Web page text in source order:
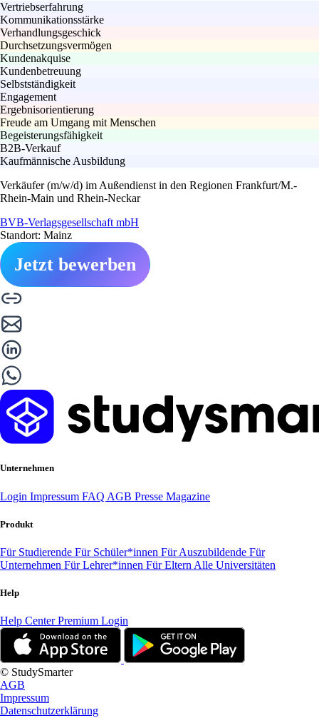
Vertriebserfahrung
Kommunikationsstärke
Verhandlungsgeschick
Durchsetzungsvermögen
Kundenakquise
Kundenbetreuung
Selbstständigkeit
Engagement
Ergebnisorientierung
Freude am Umgang mit Menschen
Begeisterungsfähigkeit
B2B-Verkauf
Kaufmännische Ausbildung
Verkäufer (m/w/d) im Außendienst in den Regionen Frankfurt/M.-
Rhein-Main und Rhein-Neckar
BVB-Verlagsgesellschaft mbH
Standort: Mainz
Jetzt bewerben
Unternehmen
Login Impressum FAQ AGB Presse Magazine
Produkt
Für Studierende Für Schüler*innen Für Auszubildende Für
Unternehmen Für Lehrer*innen Für Eltern Alle Universitäten
Help
Help CenterPremium Login
© StudySmarter
AGB
Impressum
Datenschutzerklärung